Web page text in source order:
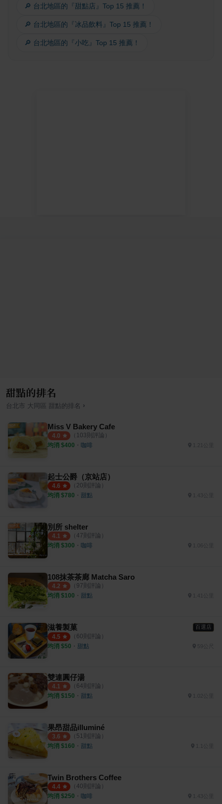
🔎 台北地區的『甜點店』Top 15 推薦！
🔎 台北地區的『冰品飲料』Top 15 推薦！
🔎 台北地區的『小吃』Top 15 推薦！
甜點的排名
台北市 大同區 甜點的排名 ›
Miss V Bakery Cafe
4.0 （ 103則評論）
均消 $400 ・ 咖啡
起士公爵（京站店）
4.6 （ 20則評論）
均消 $780 ・ 甜點 1.43公里
別所 shelter
4.1 （ 47則評論）
均消 $300 ・ 咖啡
108抹茶茶廊 Matcha Saro
4.2 （ 97則評論）
均消 $100 ・ 甜點 1.41公里
滋養製菓 百選店
4.5 （ 60則評論）
均消 $50 ・ 甜點 59公尺
雙連圓仔湯
4.1 （ 64則評論）
均消 $150 ・ 甜點
果昂甜品illuminé
3.6 （ 51 則評論）
均消 $160 ・ 甜點
Twin Brothers Coffee
4.4 （ 40則評論）
均消 $250 ・ 咖啡 1.43公里